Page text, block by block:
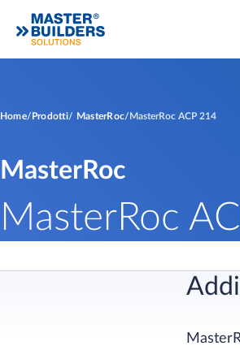
Home Prodotti MasterRoc MasterRoc ACP 214
MasterRoc
MasterRoc